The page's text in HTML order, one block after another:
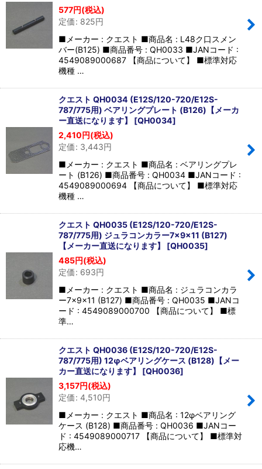
577円(税込)
定価: 825円
■メーカー : クエスト ■商品名 : L48ク口スメン
バー(B125) ■商品番号 : QH0033 ■JANコード :
4549089000687 【商品について】 ■標準対応
機種 …
クエスト QH0034 (E12S/120-720/E12S-
787/775用) ベアリングプレート (B126)【メーカ
ー直送になります】 [QH0034]
2,410円(税込)
定価: 3,443円
■メーカー : クエスト ■商品名 : ベアリングプレ
ート (B126) ■商品番号 : QH0034 ■JANコード :
4549089000694 【商品について】 ■標準対応
機種 …
クエスト QH0035 (E12S/120-720/E12S-
787/775用) ジュラコンカラー7×9×11 (B127)
【メーカー直送になります】 [QH0035]
485円(税込)
定価: 693円
■メーカー : クエスト ■商品名 : ジュラコンカラ
ー7×9×11 (B127) ■商品番号 : QH0035 ■JANコ
ード : 4549089000700 【商品について】 ■標
準…
クエスト QH0036 (E12S/120-720/E12S-
787/775用) 12φベアリングケース (B128)【メー
カー直送になります】
[QH0036]
3,157円(税込)
定価: 4,510円
■メーカー : クエスト ■商品名 : 12φベアリング
ケース (B128) ■商品番号 : QH0036 ■JANコー
ド : 4549089000717 【商品について】 ■標準対
応機…